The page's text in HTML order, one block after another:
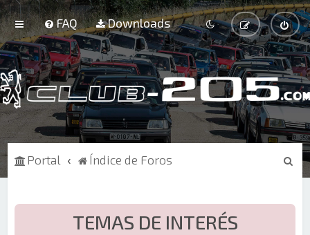
FAQ Downloads
Portal Índice de Foros
B
TEMAS DE INTERÉS